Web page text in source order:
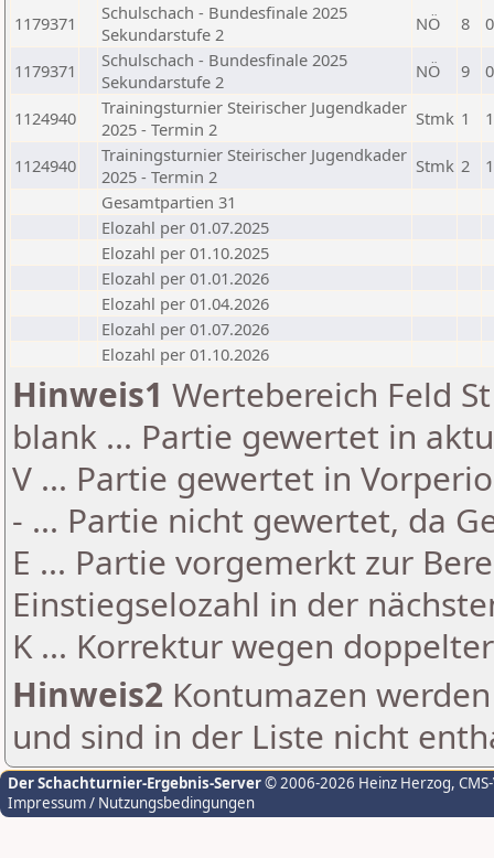
1179371
Schulschach - Bundesfinale 2025
Sekundarstufe 2
NÖ 8
1179371
Schulschach - Bundesfinale 2025
Sekundarstufe 2
NÖ 9
1124940
Trainingsturnier Steirischer Jugendkader
2025 - Termin 2
Stmk 1
1124940
Trainingsturnier Steirischer Jugendkader
2025 - Termin 2
Stmk 2
Gesamtpartien 31
Elozahl per 01.07.2025
Elozahl per 01.10.2025
Elozahl per 01.01.2026
Elozahl per 01.04.2026
Elozahl per 01.07.2026
Elozahl per 01.10.2026
Hinweis1 Wertebereich Feld
blank ... Partie gewertet in
V ... Partie gewertet in
- ... Partie nicht gewertet, da
E ... Partie vorgemerkt zur
Einstiegselozahl in der
K ... Korrektur wegen
Hinweis2 Kontumazen
und sind in der Liste nicht
Der Schachturnier-Ergebnis-Server© 2006-2026 Heinz Herzog,
Impressum / Nutzungsbedingungen